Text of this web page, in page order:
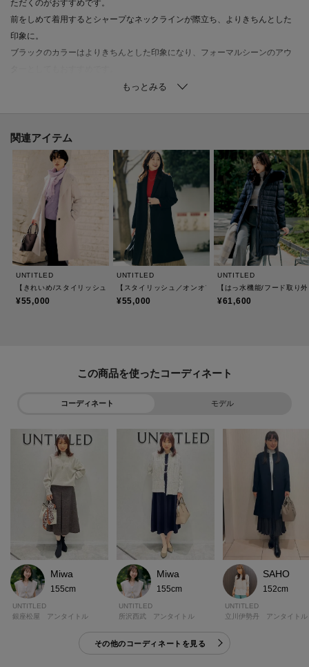
ただくのがおすすめです。
前をしめて着用するとシャープなネックラインが際立ち、よりきちんとした
印象に。
ブラックのカラーはよりきちんとした印象になり、フォーマルシーンのアウ
ビーバー仕上げをしており、しっとりとした美しい艶と暖かみのある風合い
が特徴の素材です。
【着こなしポイント】
テーパードのパンツできれいめコーデも、スカートでフェミニンコーデもお
すすめです。
シーンを問わず活躍する毎年人気の上質コートです。
※照明の関係により、実際よりも色味が違って見える場合があります。ま
た、パソコン・スマートフォンなどの環境により、若干製品と画像のカラー
が異なる場合もございます。
関連アイテム
UNTITLED
【きれいめ/スタイリッシュ】2WAYスタンドカラーロングコート
¥55,000
UNTITLED
【スタイリッシュ／オンオフ兼用】ウールチェスターコ
¥55,000
UNTITLED
【はっ水機能/フード取り
¥61,600
この商品を使った
コーディネート モデル
Miwa
155cm
UNTITLED
銀座松屋 アンタイトル
Miwa
155cm
UNTITLED
所沢西武 アンタイトル
SAHO
152cm
UNTITLED
立川伊勢丹 アンタイトル
その他のコーディネートを見る